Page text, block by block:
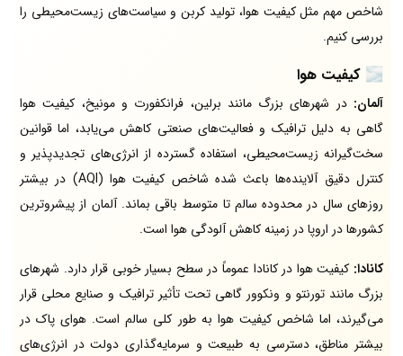
شاخص مهم مثل کیفیت هوا، تولید کربن و سیاست‌های زیست‌محیطی را
بررسی کنیم.
🌫️ کیفیت هوا
آلمان: در شهرهای بزرگ مانند برلین، فرانکفورت و مونیخ، کیفیت هوا
گاهی به دلیل ترافیک و فعالیت‌های صنعتی کاهش می‌یابد، اما قوانین
سخت‌گیرانه زیست‌محیطی، استفاده گسترده از انرژی‌های تجدیدپذیر و
کنترل دقیق آلاینده‌ها باعث شده شاخص کیفیت هوا (AQI) در بیشتر
روزهای سال در محدوده سالم تا متوسط باقی بماند. آلمان از پیشروترین
کشورها در اروپا در زمینه کاهش آلودگی هوا است.
کانادا: کیفیت هوا در کانادا عموماً در سطح بسیار خوبی قرار دارد. شهرهای
بزرگ مانند تورنتو و ونکوور گاهی تحت تأثیر ترافیک و صنایع محلی قرار
می‌گیرند، اما شاخص کیفیت هوا به طور کلی سالم است. هوای پاک در
بیشتر مناطق، دسترسی به طبیعت و سرمایه‌گذاری دولت در انرژی‌های